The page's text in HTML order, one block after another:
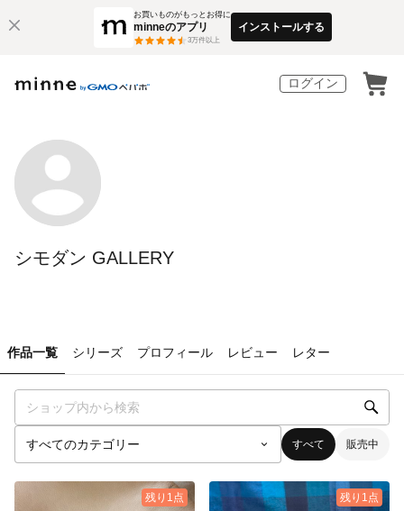
お買いものがもっとお得に
minneのアプリ
3万件以上
インストールする
ログイン
シモダン GALLERY
作品一覧 シリーズ プロフィール レビュー レター
すべて 販売中
残り1点 残り1点